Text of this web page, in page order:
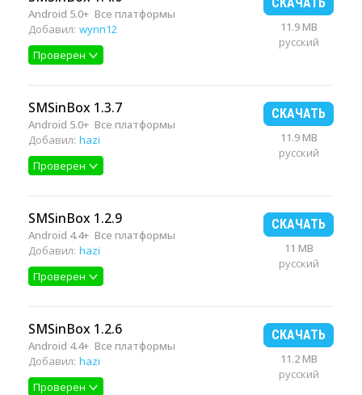
Android 5.0+ Все платформы
Добавил: wynn12
Проверен
11.9 MB
русский
SMSinBox 1.3.7
Android 5.0+ Все платформы
Добавил: hazi
Проверен
СКАЧАТЬ
11.9 MB
русский
SMSinBox 1.2.9
Android 4.4+ Все платформы
Добавил: hazi
Проверен
СКАЧАТЬ
11 MB
русский
SMSinBox 1.2.6
Android 4.4+ Все платформы
Добавил: hazi
Проверен
СКАЧАТЬ
11.2 MB
русский